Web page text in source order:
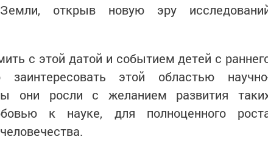
открыв новую эру
с этой датой и событием детей с
заинтересовать этой областью
они росли с желанием развития
к науке, для полноценного